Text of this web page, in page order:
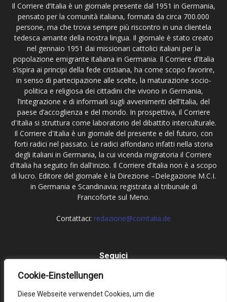
Cookie-Einstellungen
Diese Webseite verwendet Cookies, um die
Il Corriere d’Italia è un giornale presente dal 1951 in Germania,
pensato per la comunità italiana, formata da circa 700.000
persone, ma che trova sempre più riscontro in una clientela
tedesca amante della nostra lingua. Il giornale è stato creato
nel gennaio 1951 dai missionari cattolici italiani per la
popolazione emigrante italiana in Germania. Il Corriere d’Italia
s’ispira ai principi della fede cristiana, ha come scopo favorire,
in senso di partecipazione alle scelte, la maturazione socio-
politica e religiosa dei cittadini che vivono in Germania,
l’integrazione e di informarli sugli avvenimenti dell’Italia, del
paese d’accoglienza e del mondo. In prospettiva, il Corriere
d'Italia si struttura come laboratorio del dibattito interculturale.
Il Corriere d'Italia è un giornale del presente e del futuro, con
forti radici nel passato. Le radici affondano infatti nella storia
degli italiani in Germania, la cui vicenda migratoria il Corriere
d'Italia ha seguito fin dall'inizio. Il Corriere d’Italia non è a scopo
di lucro. Editore del giornale è la Direzione –Delegazione M.C.I.
in Germania e Scandinavia; registrata al tribunale di
Francoforte sul Meno.
Contattaci: redazione@corritalia.de
Seguici